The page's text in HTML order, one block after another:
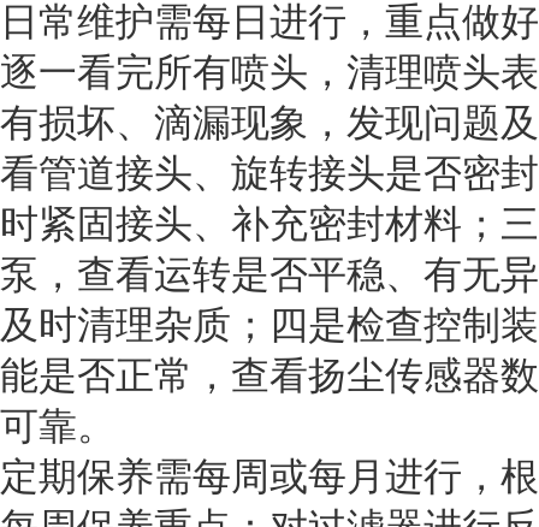
日常维护需每日进行，重点做
逐一看完所有喷头，清理喷头
有损坏、滴漏现象，发现问题
看管道接头、旋转接头是否密
时紧固接头、补充密封材料；
泵，查看运转是否平稳、有无
及时清理杂质；四是检查控制
能是否正常，查看扬尘传感器
可靠。
定期保养需每周或每月进行，